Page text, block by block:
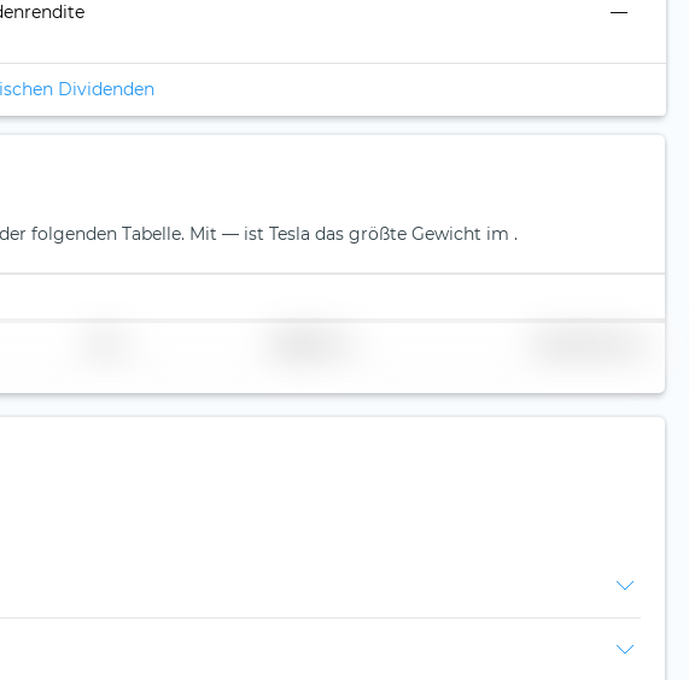
—
Dividenden
folgenden Tabelle. Mit — ist Tesla das größte Gewicht im .